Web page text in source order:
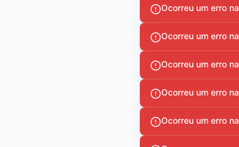
Ocorreu um erro
Ocorreu um erro
Ocorreu um erro
Ocorreu um erro
Ocorreu um erro